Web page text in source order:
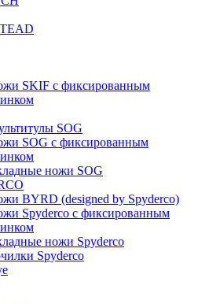
SKIF с фиксированным
SOG
SOG с фиксированным
ножи SOG
BYRD (designed by Spyderco)
Spyderco c фиксированным
ножи Spyderco
Spyderco